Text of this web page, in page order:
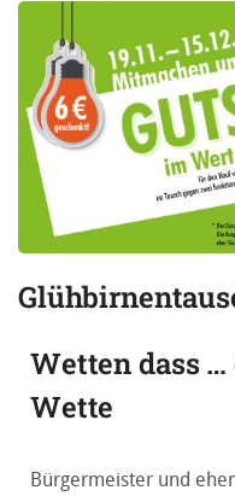
Wetten dass
Wette
Bürgermeister und